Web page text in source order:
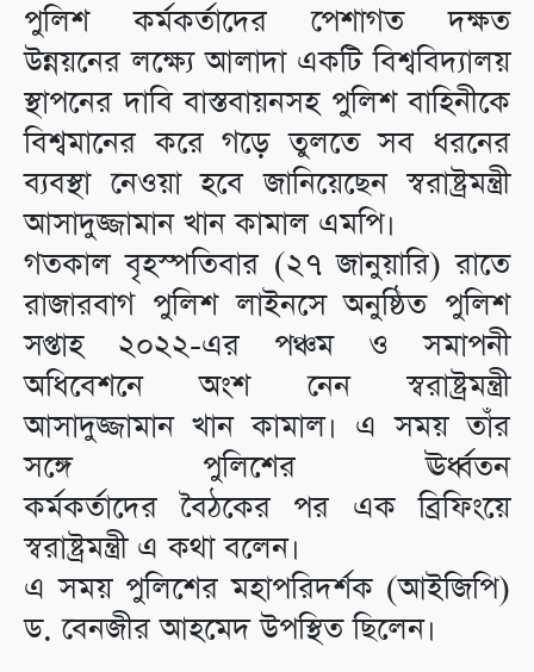
পুলিশ কর্মকর্তাদের পেশাগত দক্ষত
উন্নয়নের লক্ষ্যে আলাদা একটি বিশ্ববিদ্যালয়
স্থাপনের দাবি বাস্তবায়নসহ পুলিশ বাহিনীকে
বিশ্বমানের করে গড়ে তুলতে সব ধরনের
ব্যবস্থা নেওয়া হবে জানিয়েছেন স্বরাষ্ট্রমন্ত্রী
আসাদুজ্জামান খান কামাল এমপি।
গতকাল বৃহস্পতিবার (২৭ জানুয়ারি) রাতে
রাজারবাগ পুলিশ লাইনসে অনুষ্ঠিত পুলিশ
সপ্তাহ ২০২২-এর পঞ্চম ও সমাপনী
অধিবেশনে অংশ নেন স্বরাষ্ট্রমন্ত্রী
আসাদুজ্জামান খান কামাল। এ সময় তাঁর
সঙ্গে পুলিশের ঊর্ধ্বতন
কর্মকর্তাদের বৈঠকের পর এক ব্রিফিংয়ে
স্বরাষ্ট্রমন্ত্রী এ কথা বলেন।
এ সময় পুলিশের মহাপরিদর্শক (আইজিপি)
ড. বেনজীর আহমেদ উপস্থিত ছিলেন।